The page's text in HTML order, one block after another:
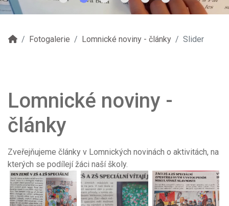
Fotogalerie Lomnické noviny - články Slider
Lomnické noviny -
články
Zveřejňujeme články v Lomnických novinách o aktivitách, na
kterých se podílejí žáci naší školy.